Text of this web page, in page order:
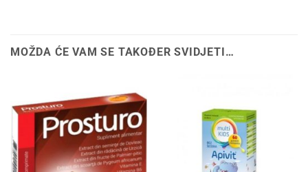
MOŽDA ĆE VAM SE TAKOĐER SVIDJETI…